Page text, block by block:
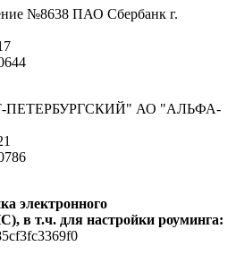
№8638 ПАО Сбербанк г.
ПЕТЕРБУРГСКИЙ" АО "АЛЬФА-
электронного
в т.ч. для настройки роуминга: